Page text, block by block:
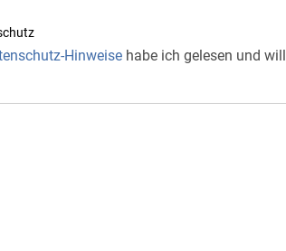
Hinweise habe ich gelesen und